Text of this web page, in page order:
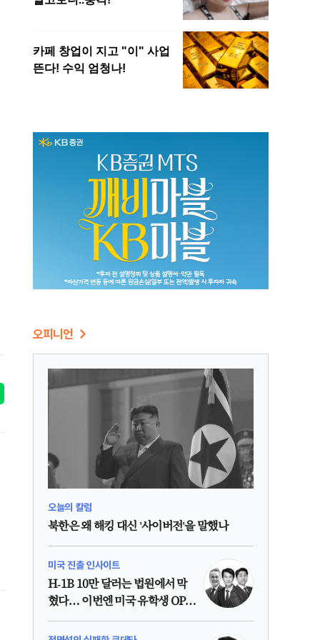
오피니언
오늘의 칼럼
북한은 왜 해킹 대신 '사이버전'을 말했나
미국 진출 인사이트
H-1B 10만 달러는 법원에서 막
혔다… 이번엔 미국 유학생 OPT
인가?